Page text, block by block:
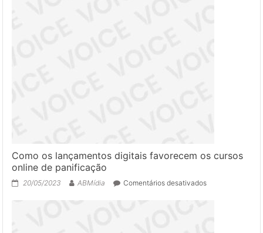
Como os lançamentos digitais favorecem os cursos
online de panificação
20/05/2023 ABMídia Comentários desativadosem